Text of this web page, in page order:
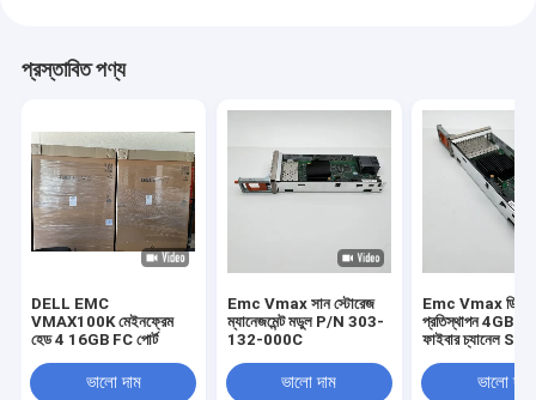
প্রস্তাবিত পণ্য
DELL EMC
VMAX100K মেইনফ্রেম
হেড 4 16GB FC পোর্ট
ভালো দাম
Emc Vmax সান স্টোরেজ
ম্যানেজমেন্ট মডুল P/N 303-
132-000C
ভালো দাম
Emc Vmax ডিস্ক
প্রতিস্থাপন 4GB 4
ফাইবার চ্যানেল Sfp
ভালো দাম